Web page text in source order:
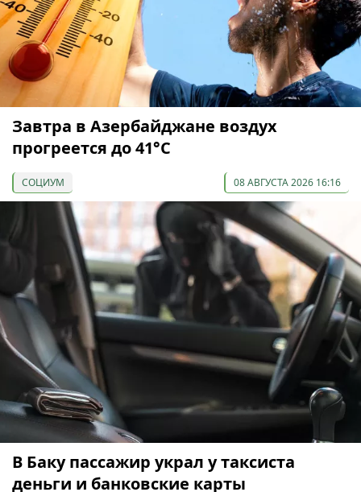
Завтра в Азербайджане воздух
прогреется до 41°С
СОЦИУМ 08 АВГУСТА 2026 16:16
В Баку пассажир украл у таксиста
деньги и банковские карты